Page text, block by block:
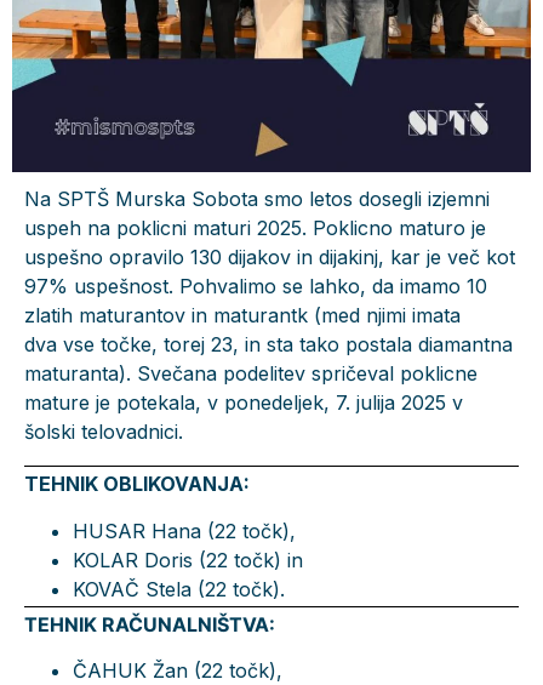
Na SPTŠ Murska Sobota smo letos dosegli izjemni
uspeh na poklicni maturi 2025. Poklicno maturo je
uspešno opravilo 130 dijakov in dijakinj, kar je več kot
97% uspešnost. Pohvalimo se lahko, da imamo 10
zlatih maturantov in maturantk (med njimi imata
dva vse točke, torej 23, in sta tako postala diamantna
maturanta). Svečana podelitev spričeval poklicne
mature je potekala, v ponedeljek, 7. julija 2025 v
šolski telovadnici.
TEHNIK OBLIKOVANJA:
HUSAR Hana (22 točk),
KOLAR Doris (22 točk) in
KOVAČ Stela (22 točk).
TEHNIK RAČUNALNIŠTVA:
ČAHUK Žan (22 točk),